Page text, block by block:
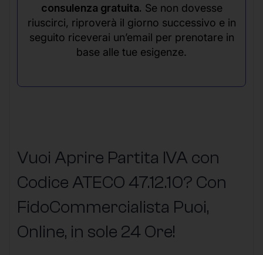
consulenza gratuita. Se non dovesse
riuscirci, riproverà il giorno successivo e in
seguito riceverai un’email per prenotare in
base alle tue esigenze.
Vuoi Aprire Partita IVA con
Codice ATECO 47.12.10? Con
FidoCommercialista Puoi,
Online, in sole 24 Ore!